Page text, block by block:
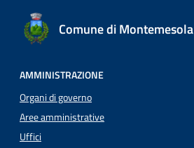
Comune di Montemesola
AMMINISTRAZIONE
Organi di governo
Aree amministrative
Uffici